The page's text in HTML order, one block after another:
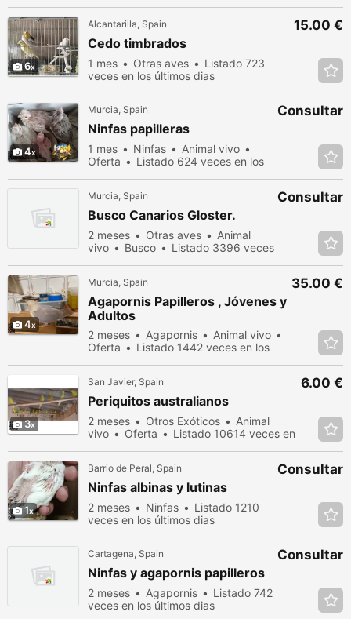
6
Alcantarilla, Spain
Cedo timbrados
1 mes Otras aves
Listado 723
veces en los últimos dias
15.00 €
4
Murcia, Spain
Ninfas papilleras
1 mes Ninfas
Animal vivo
Oferta
Listado 624 veces en los
Consultar
Murcia, Spain
Busco Canarios Gloster.
2 meses Otras aves
Animal
vivo
Busco
Listado 3396 veces
Consultar
4
Murcia, Spain
Agapornis Papilleros , Jóvenes y
Adultos
2 meses Agapornis
Animal vivo
Oferta
Listado 1442 veces en los
35.00 €
3
San Javier, Spain
Periquitos australianos
2 meses Otros Exóticos
Animal
vivo
Oferta
Listado 10614 veces en
6.00 €
1
Barrio de Peral, Spain
Ninfas albinas y lutinas
2 meses Ninfas
Listado 1210
veces en los últimos dias
Consultar
Cartagena, Spain
Ninfas y agapornis papilleros
2 meses Agapornis
Listado 742
veces en los últimos dias
Consultar